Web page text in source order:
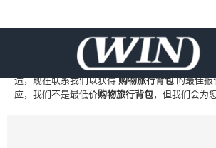
购物旅行背包 的专业中国制造商和供应
工厂、自有品牌购物旅行背包和
造，现在联系我们以获得购物旅行背包的最佳报
应，我们不是最低价购物旅行背包，但我们会为